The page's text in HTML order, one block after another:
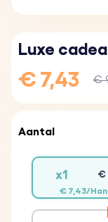
Luxe
€ 7,43 €
Aantal
x1 €
€ 7,43/